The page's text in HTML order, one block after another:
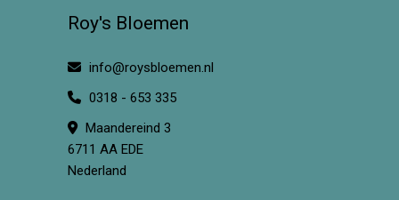
Roy's Bloemen
info@roysbloemen.nl
0318 - 653 335
Maandereind 3
6711 AA EDE
Nederland